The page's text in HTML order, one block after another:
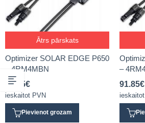
Ātrs pārskats
Optimizer SOLAR EDGE P650
– 4RM4MBN
59.65€
ieskaitot PVN
Pievienot grozam
–
91.85€